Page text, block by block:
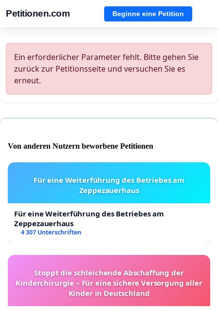
Petitionen.com Beginne eine Petition
Ein erforderlicher Parameter fehlt. Bitte gehen Sie
zurück zur Petitionsseite und versuchen Sie es
erneut.
Von anderen Nutzern beworbene Petitionen
Für eine Weiterführung des Betriebes am
Zeppezauerhaus
Für eine Weiterführung des Betriebes am
Zeppezauerhaus
4 307 Unterschriften
Stoppt die schleichende Abschaffung der
Kinderchirurgie – Für eine sichere Versorgung aller
Kinder in Deutschland